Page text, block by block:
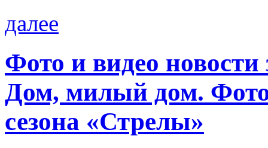
далее
Фото и видео
Дом, милый дом.
сезона «Стрелы»